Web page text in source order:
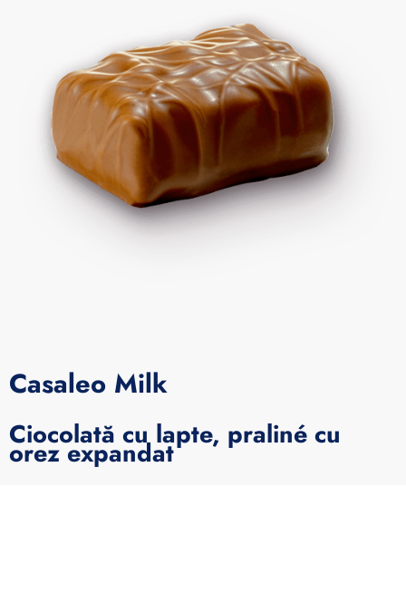
Casaleo Milk
Ciocolată cu lapte, praliné cu
orez expandat